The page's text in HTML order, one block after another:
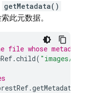
getMetadata()
此元数据。
file whose metadata
.child( "images/
.getMetadata